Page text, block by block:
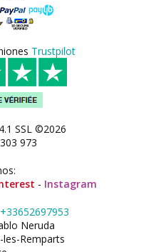
Trustpilot
SSL ©2026
973
- Instagram
+33652697953
Neruda
Remparts